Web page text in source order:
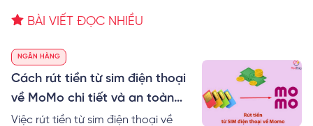
mở thẻ tín dụng không cần chứng
minh thu nhập cực dễ.
BÀI VIẾT ĐỌC NHIỀU
NGÂN HÀNG
Cách rút tiền từ sim điện thoại
về MoMo chi tiết và an toàn
nhất
Việc rút tiền từ sim điện thoại về